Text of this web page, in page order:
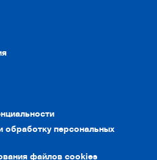
обработку персональных
файлов cookies